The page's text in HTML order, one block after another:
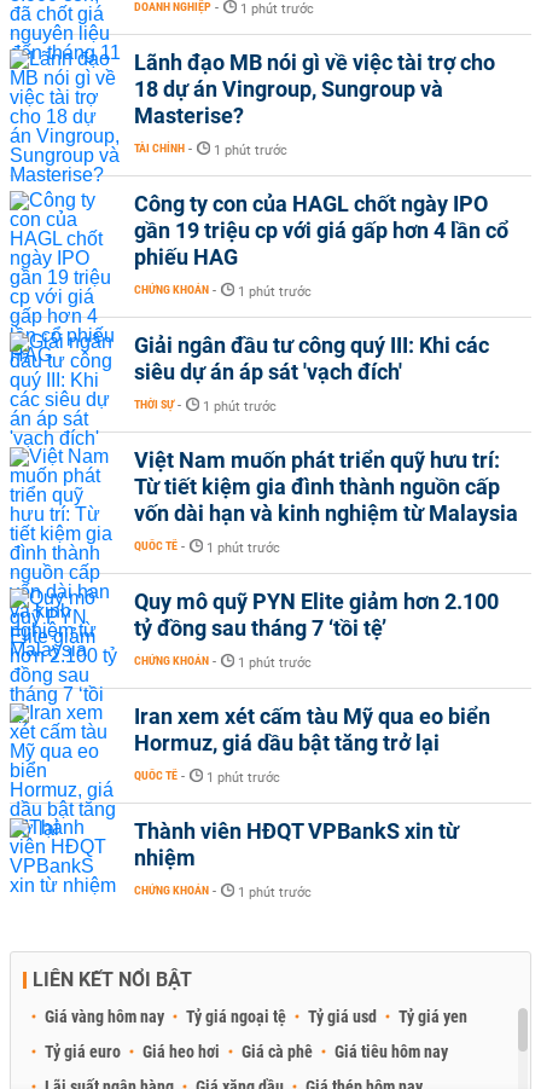
DOANH NGHIỆP - 1 phút trước
Lãnh đạo MB nói gì về việc tài trợ cho
18 dự án Vingroup, Sungroup và
Masterise?
TÀI CHÍNH - 1 phút trước
Công ty con của HAGL chốt ngày IPO
gần 19 triệu cp với giá gấp hơn 4 lần cổ
phiếu HAG
CHỨNG KHOÁN - 1 phút trước
Giải ngân đầu tư công quý III: Khi các
siêu dự án áp sát 'vạch đích'
THỜI SỰ - 1 phút trước
Việt Nam muốn phát triển quỹ hưu trí:
Từ tiết kiệm gia đình thành nguồn cấp
vốn dài hạn và kinh nghiệm từ Malaysia
QUỐC TẾ - 1 phút trước
Quy mô quỹ PYN Elite giảm hơn 2.100
tỷ đồng sau tháng 7 ‘tồi tệ’
CHỨNG KHOÁN - 1 phút trước
Iran xem xét cấm tàu Mỹ qua eo biển
Hormuz, giá dầu bật tăng trở lại
QUỐC TẾ - 1 phút trước
Thành viên HĐQT VPBankS xin từ
nhiệm
CHỨNG KHOÁN - 1 phút trước
LIÊN KẾT NỔI BẬT
Giá vàng hôm nay Tỷ giá ngoại tệ Tỷ giá usd
Tỷ giá yen
Tỷ giá euro
Giá heo hơi Giá cà phê
Giá tiêu hôm nay